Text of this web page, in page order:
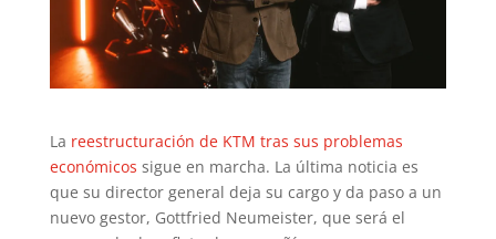
La reestructuración de KTM tras sus problemas
económicos sigue en marcha. La última noticia es
que su director general deja su cargo y da paso a un
nuevo gestor, Gottfried Neumeister, que será el